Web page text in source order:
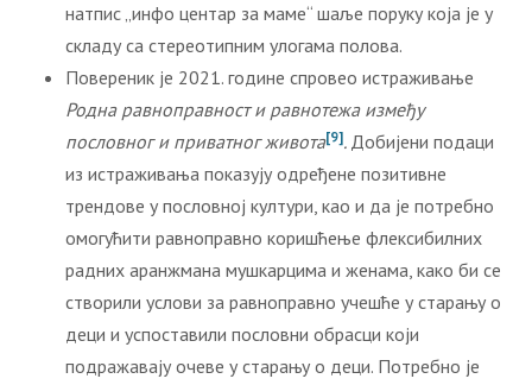
натпис „инфо центар за маме“ шаље поруку која је у
складу са стереотипним улогама полова.
Повереник је 2021. године спровео истраживање
Родна равноправност и равнотежа између
пословног и приватног живота[9]. Добијени подаци
из истраживања показују одређене позитивне
трендове у пословној култури, као и да је потребно
омогућити равноправно коришћење флексибилних
радних аранжмана мушкарцима и женама, како би се
створили услови за равноправно учешће у старању о
деци и успоставили пословни обрасци који
подражавају очеве у старању о деци. Потребно је